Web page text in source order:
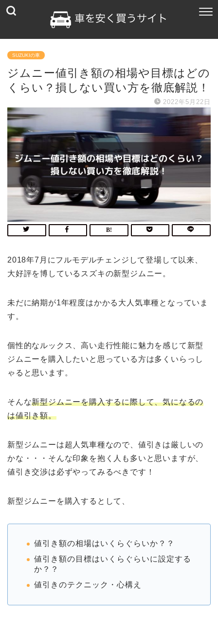
SUZUKIの車
ジムニー値引き額の相場や目標はどの
くらい？損しない買い方を徹底解説！
2022年5月22日
2018年7月にフルモデルチェンジして登場して以来、
大好評を博しているスズキの新型ジムニー。
未だに納期が1年程度はかかる大人気車種となっていま
す。
個性的なルックス、高い走行性能に魅力を感じて新型
ジムニーを購入したいと思っている方は多くいらっし
ゃると思います。
そんな新型ジムニーを購入するに際して、気になるの
は値引き額。
新型ジムニーは超人気車種なので、値引きは厳しいの
かな・・・そんな印象を抱く人も多いと思いますが、
値引き交渉は必ずやってみるべきです！
新型ジムニーを購入するとして、
値引き額の相場はいくらぐらいか？？
値引き額の目標はいくらぐらいに設定する
か？？
値引きのテクニック・心構え